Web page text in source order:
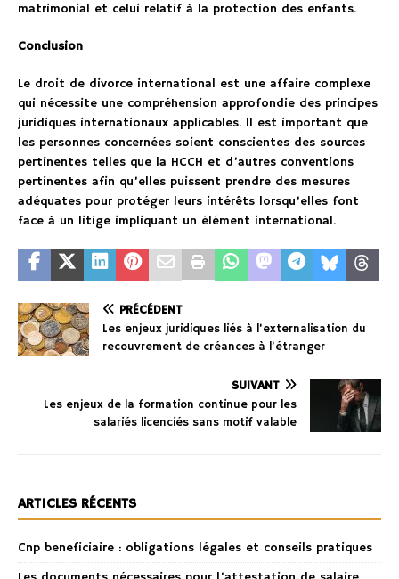
matrimonial et celui relatif à la protection des enfants.
Conclusion
Le droit de divorce international est une affaire complexe
qui nécessite une compréhension approfondie des principes
juridiques internationaux applicables. Il est important que
les personnes concernées soient conscientes des sources
pertinentes telles que la HCCH et d’autres conventions
pertinentes afin qu’elles puissent prendre des mesures
adéquates pour protéger leurs intérêts lorsqu’elles font
face à un litige impliquant un élément international.
PRÉCÉDENT
Les enjeux juridiques liés à l’externalisation du
recouvrement de créances à l’étranger
SUIVANT
Les enjeux de la formation continue pour les
salariés licenciés sans motif valable
ARTICLES RÉCENTS
Cnp beneficiaire : obligations légales et conseils pratiques